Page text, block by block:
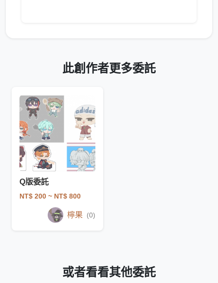
此創作者更多委託
Q版委託
NT$ 200 ~ NT$ 800
檸果 (0)
或者看看其他委託